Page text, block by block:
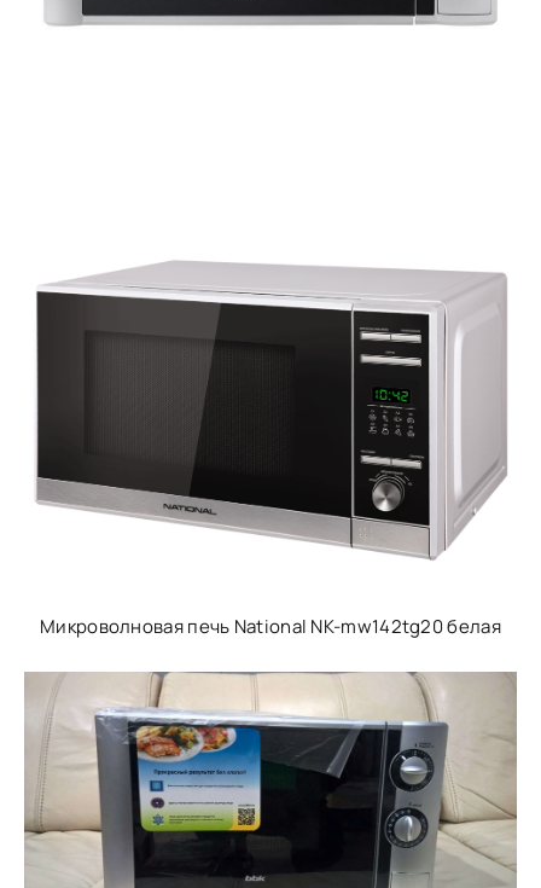
Микроволновая печь National NK-mw142tg20 белая